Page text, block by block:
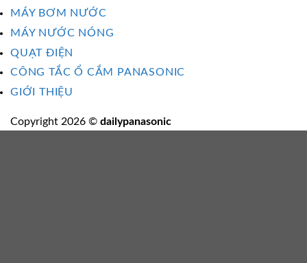
MÁY BƠM NƯỚC
MÁY NƯỚC NÓNG
QUẠT ĐIỆN
CÔNG TẮC Ổ CẮM PANASONIC
GIỚI THIỆU
Copyright 2026 © dailypanasonic